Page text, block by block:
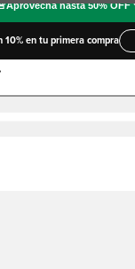
10% en tu primera compra